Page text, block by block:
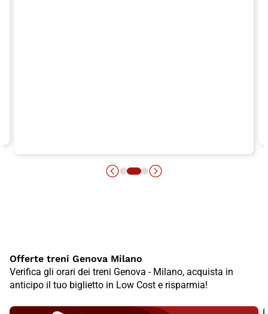
Offerte treni Genova Milano
Verifica gli orari dei treni Genova - Milano, acquista in
anticipo il tuo biglietto in Low Cost e risparmia!